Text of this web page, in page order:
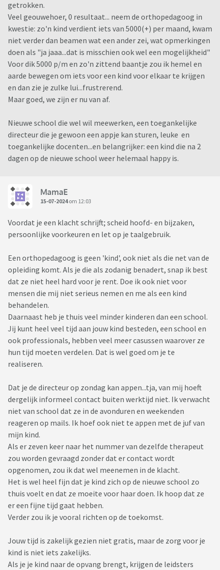
getrokken.
Veel geouwehoer, 0 resultaat... neem de orthopedagoog in
kwestie: zo'n kind verdient iets van 5000(+) per maand, kwam
niet verder dan beamen wat een ander zei, wat opmerkingen
doen als "ja jaaa...dat is misschien ook wel een mogelijkheid"
Voor dik 5000 p/m en zo'n zittend baantje zou ik hemel en
aarde bewegen om iets voor een kind voor elkaar te krijgen
en dan zie je zulke lui...frustrerend.
Maar goed, we zijn er nu van af.
Nieuwe school die wel wil meewerken, een toegankelijke
directeur die je gewoon een appje kan sturen, leuke en
toegankelijke docenten...en belangrijker: een kind die na 2
dagen op de nieuwe school weer helemaal happy is.
MamaE
15-07-2024om 12:03
Voordat je een klacht schrijft; scheid hoofd- en bijzaken,
persoonlijke voorkeuren en let op je taalgebruik.
Een orthopedagoog is geen 'kind', ook niet als die net van de
opleiding komt. Als je die als zodanig benadert, snap ik best
dat ze niet heel hard voor je rent. Doe ik ook niet voor
mensen die mij niet serieus nemen en me als een kind
behandelen.
Daarnaast heb je thuis veel minder kinderen dan een school.
Jij kunt heel veel tijd aan jouw kind besteden, een school en
ook professionals, hebben veel meer casussen waarover ze
hun tijd moeten verdelen. Dat is wel goed om je te
realiseren.
Dat je de directeur op zondag kan appen...tja, van mij hoeft
dergelijk informeel contact buiten werktijd niet. Ik verwacht
niet van school dat ze in de avonduren en weekenden
reageren op mails. Ik hoef ook niet te appen met de juf van
mijn kind.
Als er zeven keer naar het nummer van dezelfde therapeut
zou worden gevraagd zonder dat er contact wordt
opgenomen, zou ik dat wel meenemen in de klacht.
Het is wel heel fijn dat je kind zich op de nieuwe school zo
thuis voelt en dat ze moeite voor haar doen. Ik hoop dat ze
er een fijne tijd gaat hebben.
Verder zou ik je vooral richten op de toekomst.
Jouw tijd is zakelijk gezien niet gratis, maar de zorg voor je
kind is niet iets zakelijks.
Als je je kind naar de opvang brengt, krijgen de leidsters